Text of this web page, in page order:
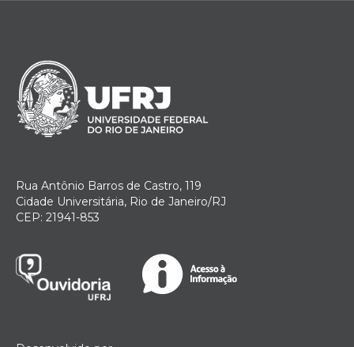
Rua Antônio Barros de Castro, 119
Cidade Universitária, Rio de Janeiro/RJ
CEP: 21941-853